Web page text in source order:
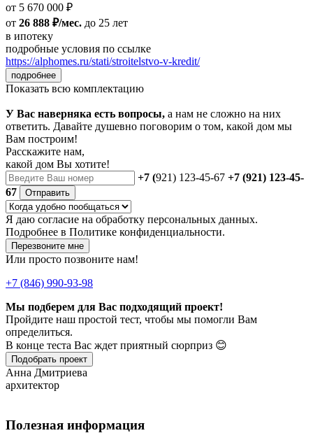
от 5 670 000 ₽
от 26 888 ₽/мес. до 25 лет
в ипотеку
подробные условия по ссылке
https://alphomes.ru/stati/stroitelstvo-v-kredit/
подробнее
Показать всю комплектацию
У Вас наверняка есть вопросы, а нам не сложно на них
ответить. Давайте душевно поговорим о том, какой дом мы
Вам построим!
Расскажите нам,
какой дом Вы хотите!
+7 (921) 123-45-67 +7 (921) 123-45-
67
Отправить
Я даю согласие на обработку персональных данных.
Подробнее в Политике конфиденциальности.
Перезвоните мне
Или просто позвоните нам!
+7 (846) 990-93-98
Мы подберем для Вас подходящий проект!
Пройдите наш простой тест, чтобы мы помогли Вам
определиться.
В конце теста Вас ждет приятный сюрприз 😊
Подобрать проект
Анна Дмитриева
архитектор
Полезная информация